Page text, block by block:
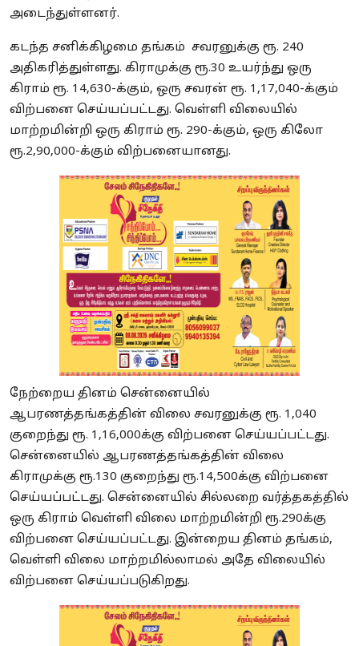
அடைந்துள்ளனர்.
கடந்த சனிக்கிழமை தங்கம் சவரனுக்கு ரூ. 240
அதிகரித்துள்ளது. கிராமுக்கு ரூ.30 உயர்ந்து ஒரு
கிராம் ரூ. 14,630-க்கும், ஒரு சவரன் ரூ. 1,17,040-க்கும்
விற்பனை செய்யப்பட்டது. வெள்ளி விலையில்
மாற்றமின்றி ஒரு கிராம் ரூ. 290-க்கும், ஒரு கிலோ
ரூ.2,90,000-க்கும் விற்பனையானது.
நேற்றைய தினம் சென்னையில்
ஆபரணத்தங்கத்தின் விலை சவரனுக்கு ரூ. 1,040
குறைந்து ரூ. 1,16,000க்கு விற்பனை செய்யப்பட்டது.
சென்னையில் ஆபரணத்தங்கத்தின் விலை
கிராமுக்கு ரூ.130 குறைந்து ரூ.14,500க்கு விற்பனை
செய்யப்பட்டது. சென்னையில் சில்லறை வர்த்தகத்தில்
ஒரு கிராம் வெள்ளி விலை மாற்றமின்றி ரூ.290க்கு
விற்பனை செய்யப்பட்டது. இன்றைய தினம் தங்கம்,
வெள்ளி விலை மாற்றமில்லாமல் அதே விலையில்
விற்பனை செய்யப்படுகிறது.